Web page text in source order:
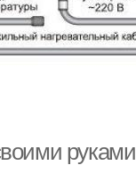
руками